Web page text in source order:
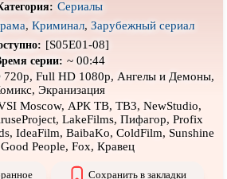
Про мафию
Про пиратов
Про путешествия во времени
Про рыцарей
Про собак
Про супергероев
Сериалы
, Криминал, Зарубежный сериал
[S05E01-08]
серии: ~ 00:44
720p, Full HD 1080p, Ангелы и Демоны,
Экранизация
Moscow, АРК ТВ, ТВ3, NewStudio,
LakeFilms, Пифагор, Profix
IdeaFilm, BaibaKo, ColdFilm, Sunshine
People, Fox, Кравец
Сохранить в закладки